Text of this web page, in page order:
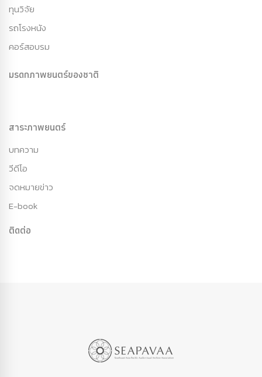
ทุนวิจัย
รถโรงหนัง
คอร์สอบรม
มรดกภาพยนตร์ของชาติ
สาระภาพยนตร์
บทความ
วีดีโอ
จดหมายข่าว
E-book
ติดต่อ